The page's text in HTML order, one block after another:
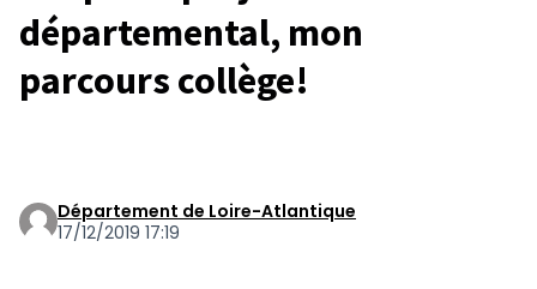
départemental, mon
parcours collège!
Département de Loire-Atlantique
17/12/2019 17:19